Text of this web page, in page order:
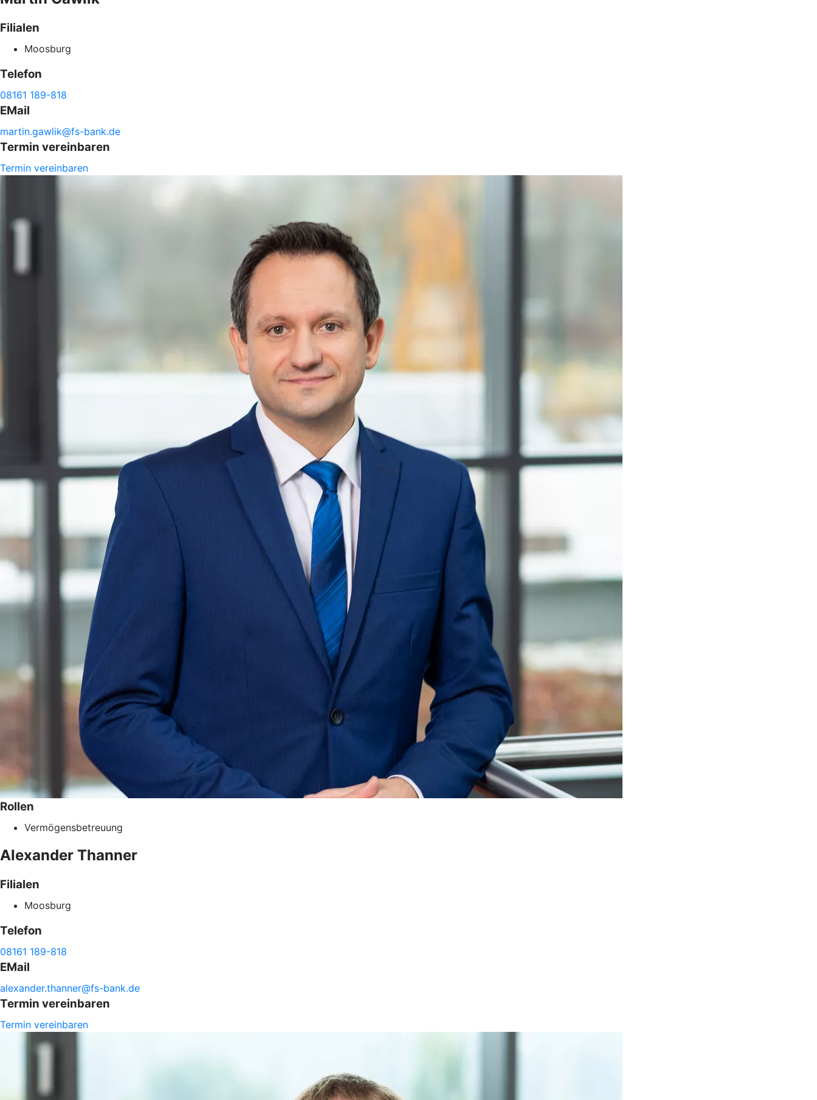
Filialen
Moosburg
Telefon
08161 189-818
EMail
martin.gawlik@fs-bank.de
Termin vereinbaren
Termin vereinbaren
Rollen
Vermögensbetreuung
Alexander Thanner
Filialen
Moosburg
Telefon
08161 189-818
EMail
alexander.thanner@fs-bank.de
Termin vereinbaren
Termin vereinbaren